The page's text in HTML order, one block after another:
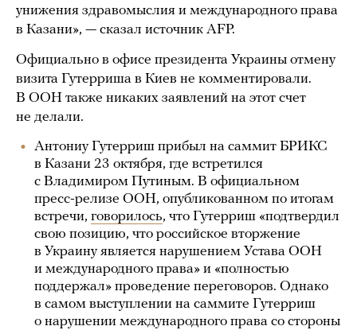
унижения здравомыслия и международного права
в Казани», — сказал источник AFP.
Официально в офисе президента Украины отмену
визита Гутерриша в Киев не комментировали.
В ООН также никаких заявлений на этот счет
не делали.
Антониу Гутерриш прибыл на саммит БРИКС
в Казани 23 октября, где встретился
с Владимиром Путиным. В официальном
пресс-релизе ООН, опубликованном по итогам
встречи, говорилось, что Гутерриш «подтвердил
свою позицию, что российское вторжение
в Украину является нарушением Устава ООН
и международного права» и «полностью
поддержал» проведение переговоров. Однако
в самом выступлении на саммите Гутерриш
о нарушении международного права со стороны